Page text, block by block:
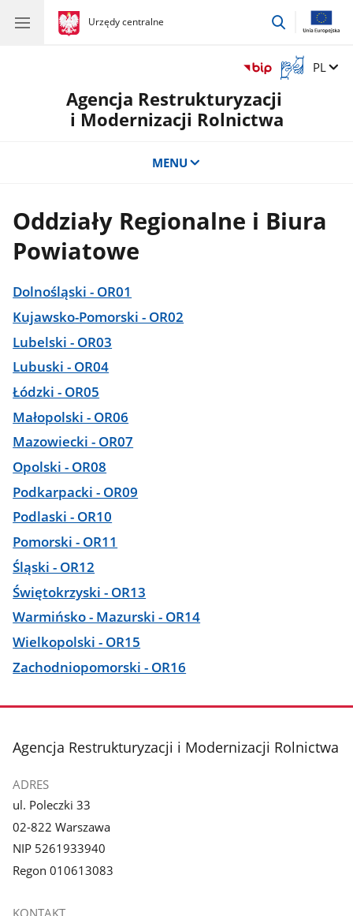
gov.pl
Urzędy centralne
gov.pl
Urzędy
przejdź
Otwórz
okno
z
tłumaczem
Zmień
PL
Agencja Restrukturyzacji
i Modernizacji Rolnictwa
MENU
Oddziały Regionalne i Biura
Powiatowe
Dolnośląski - OR01
Kujawsko-Pomorski - OR02
Lubelski - OR03
Lubuski - OR04
Łódzki - OR05
Małopolski - OR06
Mazowiecki - OR07
Opolski - OR08
Podkarpacki - OR09
Podlaski - OR10
Pomorski - OR11
Śląski - OR12
Świętokrzyski - OR13
Warmińsko - Mazurski - OR14
Wielkopolski - OR15
Zachodniopomorski - OR16
stopka
Agencja Restrukturyzacji i Modernizacji Rolnictwa
ADRES
ul. Poleczki 33
02-822 Warszawa
NIP 5261933940
Regon 010613083
KONTAKT